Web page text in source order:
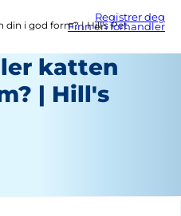
Registrer deg
Finn en forhandler
din i god form? | Hill's Pet
katten
| Hill's